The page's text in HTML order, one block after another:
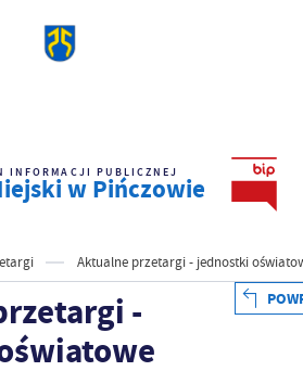
INFORMACJI PUBLICZNEJ
w Pińczowie
Aktualne przetargi - jednostki
-